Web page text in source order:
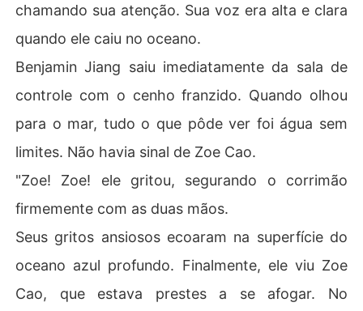
chamando sua atenção. Sua voz era alta e clara
quando ele caiu no oceano.
Benjamin Jiang saiu imediatamente da sala de
controle com o cenho franzido. Quando olhou
para o mar, tudo o que pôde ver foi água sem
limites. Não havia sinal de Zoe Cao.
"Zoe! Zoe! ele gritou, segurando o corrimão
firmemente com as duas mãos.
Seus gritos ansiosos ecoaram na superfície do
oceano azul profundo. Finalmente, ele viu Zoe
Cao, que estava prestes a se afogar. No